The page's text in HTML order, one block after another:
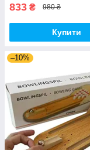
833 ₴ 980 ₴
Купити
–10%